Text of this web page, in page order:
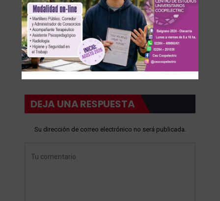
DEJA UNA RESPUESTA
Su dirección de correo electrónico no será publicada.